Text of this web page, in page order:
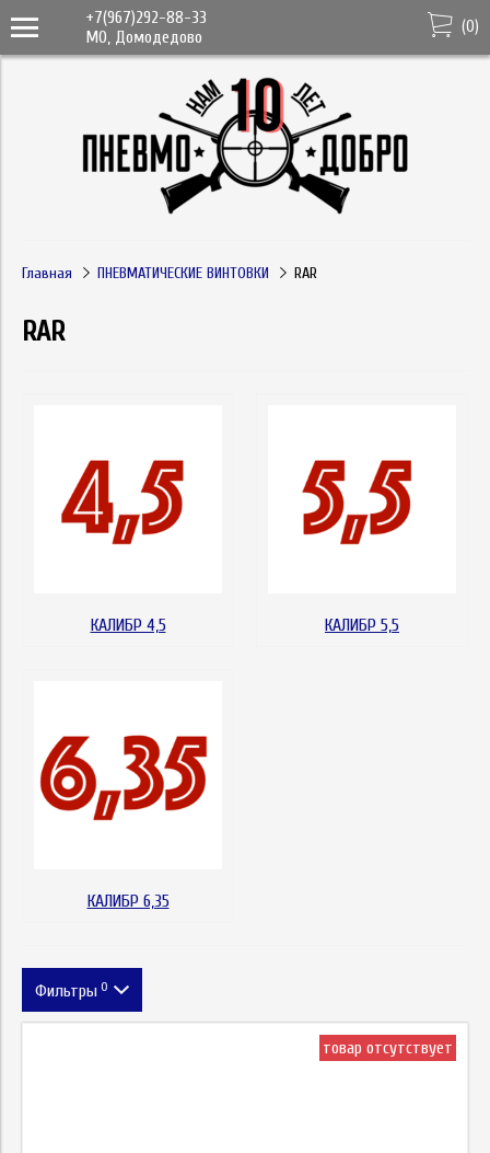
+7(967)292-88-33
МО, Домодедово
(0)
Главная ПНЕВМАТИЧЕСКИЕ ВИНТОВКИ RAR
RAR
КАЛИБР 4,5 КАЛИБР 5,5
КАЛИБР 6,35
Фильтры 0
товар отсутствует